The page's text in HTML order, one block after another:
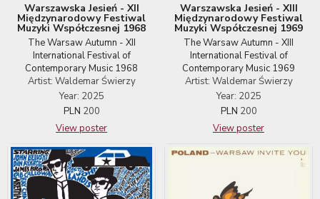
Warszawska Jesień - XII
Międzynarodowy Festiwal
Muzyki Współczesnej 1968
The Warsaw Autumn - XII
International Festival of
Contemporary Music 1968
Artist: Waldemar Świerzy
Year: 2025
PLN 200
View poster
Warszawska Jesień - XIII
Międzynarodowy Festiwal
Muzyki Współczesnej 1969
The Warsaw Autumn - XIII
International Festival of
Contemporary Music 1969
Artist: Waldemar Świerzy
Year: 2025
PLN 200
View poster